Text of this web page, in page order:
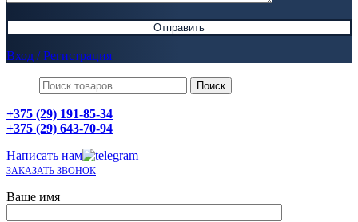
Вход / Регистрация
Поиск
+375 (29) 191-85-34
+375 (29) 643-70-94
Написать нам
ЗАКАЗАТЬ ЗВОНОК
Ваше имя